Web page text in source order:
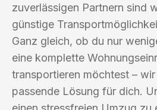
zuverlässigen Partnern sind
günstige
Ganz gleich, ob du nur
eine komplette
transportieren möchtest –
passende Lösung für dich.